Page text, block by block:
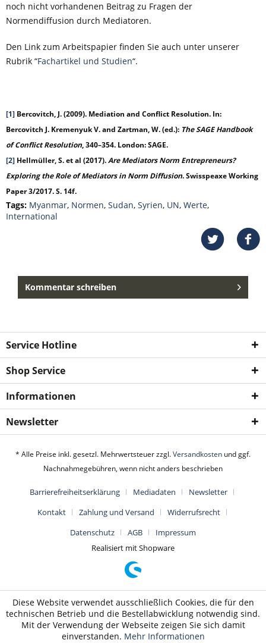
noch nicht vorhandenen Beitrag zu Fragen der
Normendiffusion durch Mediatoren.
Den Link zum Arbeitspapier finden Sie auch unter unserer
Rubrik “Fachartikel und Studien“.
[1] Bercovitch, J. (2009). Mediation and Conflict Resolution. In:
Bercovitch J. Kremenyuk V. and Zartman, W. (ed.): The SAGE Handbook
of Conflict Resolution, 340–354. London: SAGE.
[2] Hellmüller, S. et al (2017).Are Mediators Norm Entrepreneurs?
Exploring the Role of Mediators in Norm Diffusion. Swisspeaxe Working
Paper 3/2017. S. 14f.
Tags: Myanmar, Normen, Sudan, Syrien, UN, Werte,
International
Kommentar schreiben
Service Hotline
Shop Service
Informationen
Newsletter
* Alle Preise inkl. gesetzl. Mehrwertsteuer zzgl.Versandkosten und ggf.
Nachnahmegebühren, wenn nicht anders beschrieben
Barrierefreiheitserklärung Mediadaten
Newsletter
Kontakt
Zahlung und Versand
Widerrufsrecht
Datenschutz
AGB
Impressum
Realisiert mit Shopware
Diese Website verwendet ausschließlich Cookies, die für den
technischen Betrieb und die Bestellabwicklung notwendig sind.
Mit der Verwendung der Webseite zeigen Sie sich damit
einverstanden. Mehr Informationen